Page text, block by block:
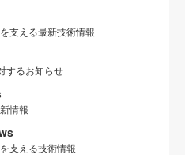
支える最新技術情報
するお知らせ
情報
支える技術情報